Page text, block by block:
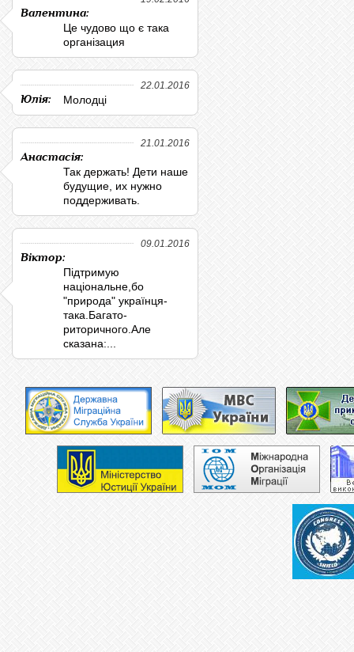
Валентина:
Це чудово що є така
організация
22.01.2016
Юлія: Молодці
21.01.2016
Анастасія:
Так держать! Дети наше
будущие, их нужно
поддерживать.
09.01.2016
Віктор:
Підтримую
національне,бо
"природа" українця-
така.Багато-
риторичного.Але
сказана:...